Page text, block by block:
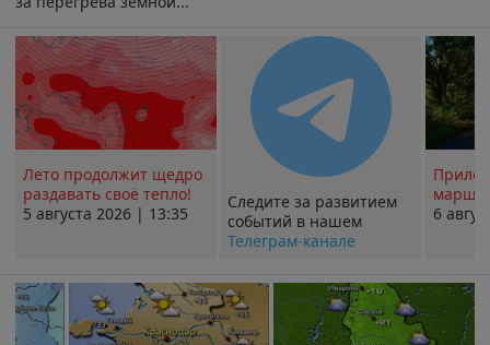
Лето продолжит щедро
раздавать своё тепло!
5 августа 2026 | 13:35
Следите за развитием
событий в нашем
Телеграм-канале
6